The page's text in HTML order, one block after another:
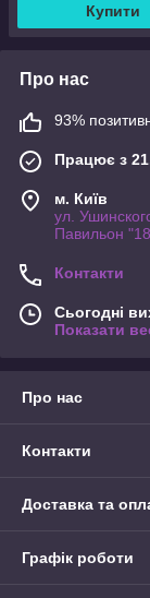
Купити
Про нас
93%
Працює з
м. Київ
ул.
Павильон
Контакти
Сьогодні
Показати
Про нас
Контакти
Доставка та
Графік роботи